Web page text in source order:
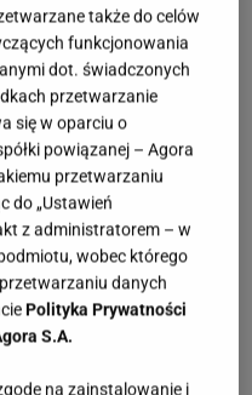
Melflex –
przetwarzalne.
żegumowe baleriny
basenowym, a
na wybiegach.
niezniszczalne i
Jednak za
trzeba słono
że w 2026 roku
alternatyw,
także do celów
funkcjonowania
dot. świadczonych
przetwarzanie
się w oparciu o
powiązanej – Agora
przetwarzaniu
do „Ustawień
z administratorem – w
wobec którego
danych
Polityka Prywatności
S.A.
na zainstalowanie i